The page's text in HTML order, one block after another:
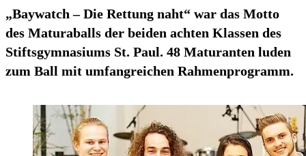
„Baywatch – Die Rettung naht“ war das Motto
des Maturaballs der beiden achten Klassen des
Stiftsgymnasiums St. Paul. 48 Maturanten luden
zum Ball mit umfangreichen Rahmenprogramm.